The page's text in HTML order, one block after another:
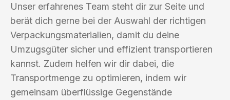
Unser erfahrenes Team steht dir zur Seite und
berät dich gerne bei der Auswahl der richtigen
Verpackungsmaterialien, damit du deine
Umzugsgüter sicher und effizient transportieren
kannst. Zudem helfen wir dir dabei, die
Transportmenge zu optimieren, indem wir
gemeinsam überflüssige Gegenstände